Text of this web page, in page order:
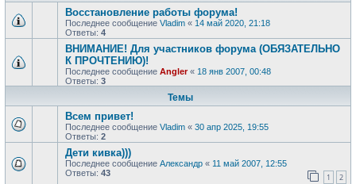
Восстановление работы форума!
Последнее сообщение Vladim « 14 май 2020, 21:18
Ответы: 4
ВНИМАНИЕ! Для участников форума (ОБЯЗАТЕЛЬНО
К ПРОЧТЕНИЮ)!
Последнее сообщение Angler« 18 янв 2007, 00:48
Ответы: 3
Темы
Всем привет!
Последнее сообщение Vladim « 30 апр 2025, 19:55
Ответы: 2
Дети кивка)))
Последнее сообщение Александр « 11 май 2007, 12:55
Ответы: 43 1 2